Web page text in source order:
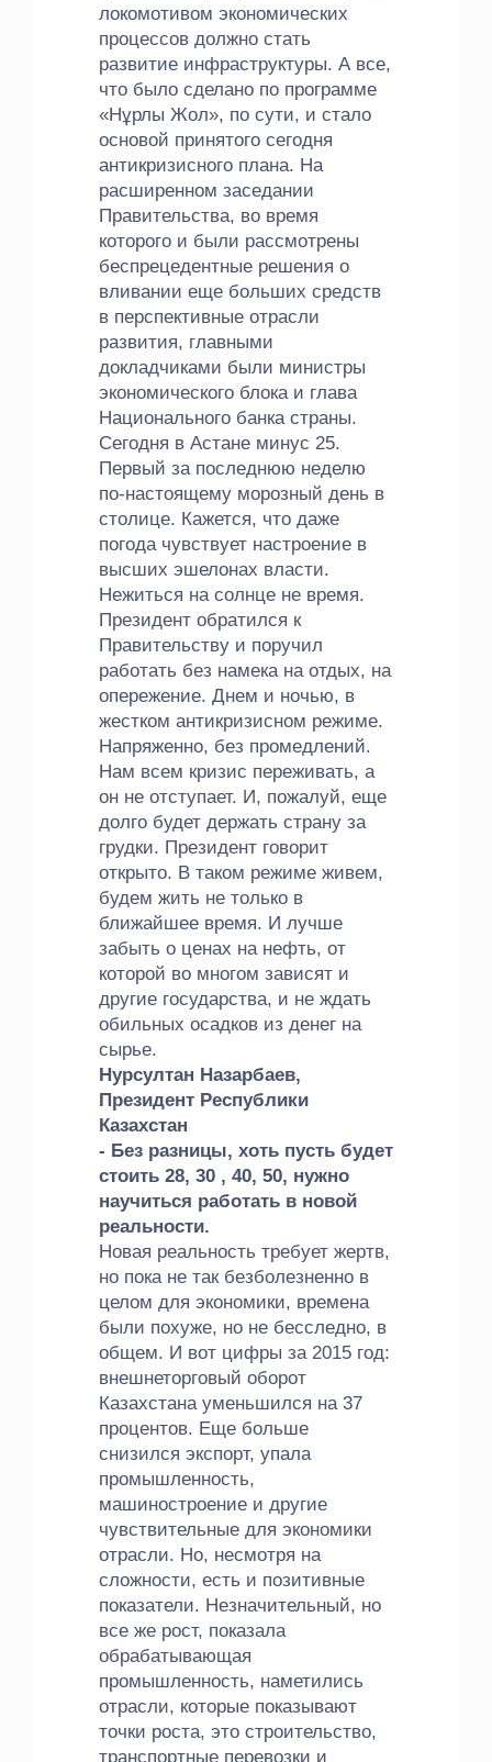
локомотивом экономических
процессов должно стать
развитие инфраструктуры. А все,
что было сделано по программе
«Нұрлы Жол», по сути, и стало
основой принятого сегодня
антикризисного плана. На
расширенном заседании
Правительства, во время
которого и были рассмотрены
беспрецедентные решения о
вливании еще больших средств
в перспективные отрасли
развития, главными
докладчиками были министры
экономического блока и глава
Национального банка страны.
Сегодня в Астане минус 25.
Первый за последнюю неделю
по-настоящему морозный день в
столице. Кажется, что даже
погода чувствует настроение в
высших эшелонах власти.
Нежиться на солнце не время.
Президент обратился к
Правительству и поручил
работать без намека на отдых, на
опережение. Днем и ночью, в
жестком антикризисном режиме.
Напряженно, без промедлений.
Нам всем кризис переживать, а
он не отступает. И, пожалуй, еще
долго будет держать страну за
грудки. Президент говорит
открыто. В таком режиме живем,
будем жить не только в
ближайшее время. И лучше
забыть о ценах на нефть, от
которой во многом зависят и
другие государства, и не ждать
обильных осадков из денег на
сырье.
Нурсултан Назарбаев,
Президент Республики
Казахстан
- Без разницы, хоть пусть будет
стоить 28, 30 , 40, 50, нужно
научиться работать в новой
реальности.
Новая реальность требует жертв,
но пока не так безболезненно в
целом для экономики, времена
были похуже, но не бесследно, в
общем. И вот цифры за 2015 год:
внешнеторговый оборот
Казахстана уменьшился на 37
процентов. Еще больше
снизился экспорт, упала
промышленность,
машиностроение и другие
чувствительные для экономики
отрасли. Но, несмотря на
сложности, есть и позитивные
показатели. Незначительный, но
все же рост, показала
обрабатывающая
промышленность, наметились
отрасли, которые показывают
точки роста, это строительство,
транспортные перевозки и